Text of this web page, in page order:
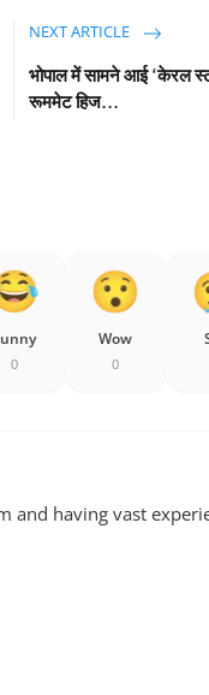
NEXT ARTICLE
भोपाल में सामने आई ‘केरल
रूममेट हिज...
0
Wow
0
and having vast